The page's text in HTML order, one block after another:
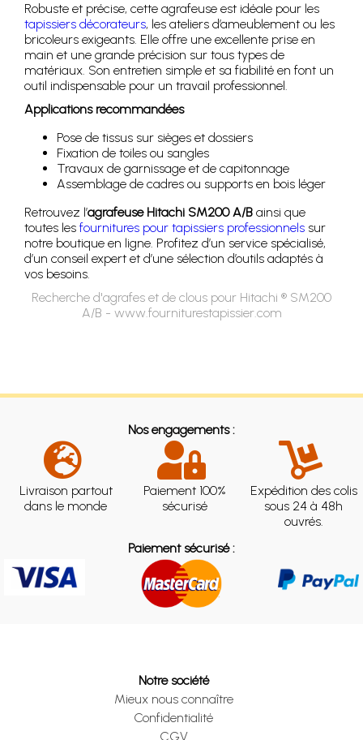
Robuste et précise, cette agrafeuse est idéale pour les
tapissiers décorateurs, les ateliers d’ameublement ou les
bricoleurs exigeants. Elle offre une excellente prise en
main et une grande précision sur tous types de
matériaux. Son entretien simple et sa fiabilité en font un
outil indispensable pour un travail professionnel.
Applications recommandées
Pose de tissus sur sièges et dossiers
Fixation de toiles ou sangles
Travaux de garnissage et de capitonnage
Assemblage de cadres ou supports en bois léger
Retrouvez l’agrafeuse Hitachi SM200 A/B ainsi que
toutes les fournitures pour tapissiers professionnels sur
notre boutique en ligne. Profitez d’un service spécialisé,
d’un conseil expert et d’une sélection d’outils adaptés à
vos besoins.
Recherche d'agrafes et de clous pour Hitachi ® SM200
A/B - www.fourniturestapissier.com
Nos engagements :
Livraison partout
dans le monde
Paiement 100%
sécurisé
Expédition des colis
sous 24 à 48h
ouvrés.
Paiement sécurisé :
Notre société
Mieux nous connaître
Confidentialité
CGV